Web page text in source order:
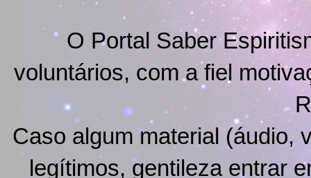
O Portal Saber
voluntários, com a fiel
Caso algum material (áudio,
legítimos, gentileza entrar